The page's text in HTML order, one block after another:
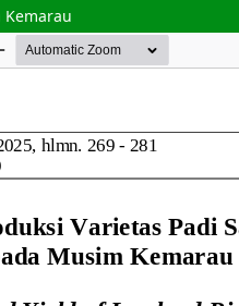
Kemarau